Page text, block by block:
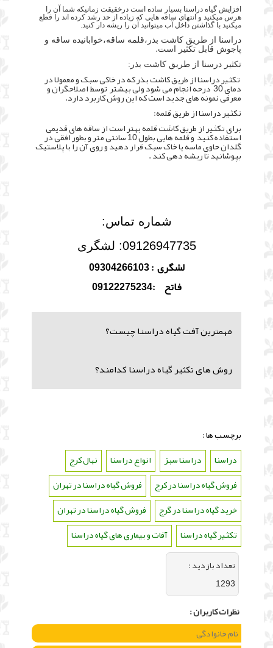
افزایش گیاه دراسنا بسیار ساده است درخقیقت زمانیکه شما آن را
هرس میکنید و انتهای ساقه هایی که زیاده از حد رشد کرده اند را قطع
میکنید با گذاشتن داخل آب میتوانید آن را ریشه دار کنید.
دراسنا از طریق کاشت بذر،قلمه ساقه،خوابانیده ساقه و
پاجوش قابل تکثیر است.
تکثیر درسنا از طریق کاشت بذر:
تکثیر دراسنا از طریق کاشت بذر که در خاکی سبک و معمولا در
دمای 30 درحه انجام می شود ولی بیشتر توسط اصلاحگران و
معرفی نمونه های جدید است که این روش کاربرد دارد.
تکثیر دراسنا از طریق قلمه:
برای تکثیر از طریق کاشت قلمه بهتر است از ساقه های قدیمی
استفاده کنید و قلمه هایی بطول 10 سانتی متر و بطور افقی در
گلدان حاوی ماسه یا خاک سبک قرار دهید و روی آن را با پلاستیک
بپوشانید تا ریشه دهی کند .
شماره تماس:
09126947735: لشگری
لشگری : 09304266103
فاتح :09122275234
مهمترین آفت گیاه دراسنا چیست؟
روش های تکثیر گیاه دراسنا کدامند؟
برچسب ها :
دراسنا
دراسنا سبز انواع دراسنا نهال کرج
فروش گیاه دراسنا در کرج
فروش گیاه دراسنا در تهران
خرید گیاه دراسنا در گرج
فروش گیاه دراسنا در تهران
تکثیر گیاه دراسنا
آفات و بیماری های گیاه دراسنا
تعداد بازديد :
1293
نظرات كاربران :